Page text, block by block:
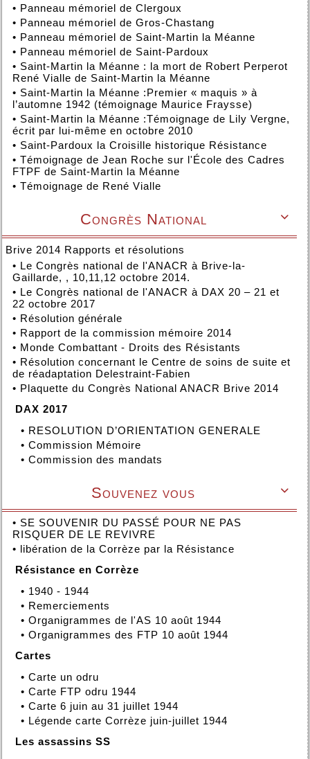
• Panneau mémoriel de Clergoux
• Panneau mémoriel de Gros-Chastang
• Panneau mémoriel de Saint-Martin la Méanne
• Panneau mémoriel de Saint-Pardoux
• Saint-Martin la Méanne : la mort de Robert Perperot
René Vialle de Saint-Martin la Méanne
• Saint-Martin la Méanne :Premier « maquis » à
l’automne 1942 (témoignage Maurice Fraysse)
• Saint-Martin la Méanne :Témoignage de Lily Vergne,
écrit par lui-même en octobre 2010
• Saint-Pardoux la Croisille historique Résistance
• Témoignage de Jean Roche sur l'École des Cadres
FTPF de Saint-Martin la Méanne
• Témoignage de René Vialle

Congrès National
Brive 2014 Rapports et résolutions
• Le Congrès national de l'ANACR à Brive-la-
Gaillarde, , 10,11,12 octobre 2014.
• Le Congrès national de l'ANACR à DAX 20 – 21 et
22 octobre 2017
• Résolution générale
• Rapport de la commission mémoire 2014
• Monde Combattant - Droits des Résistants
• Résolution concernant le Centre de soins de suite et
de réadaptation Delestraint-Fabien
• Plaquette du Congrès National ANACR Brive 2014
DAX 2017
• RESOLUTION D’ORIENTATION GENERALE
• Commission Mémoire
• Commission des mandats

Souvenez vous
• SE SOUVENIR DU PASSÉ POUR NE PAS
RISQUER DE LE REVIVRE
• libération de la Corrèze par la Résistance
Résistance en Corrèze
• 1940 - 1944
• Remerciements
• Organigrammes de l'AS 10 août 1944
• Organigrammes des FTP 10 août 1944
Cartes
• Carte un odru
• Carte FTP odru 1944
• Carte 6 juin au 31 juillet 1944
• Légende carte Corrèze juin-juillet 1944
Les assassins SS